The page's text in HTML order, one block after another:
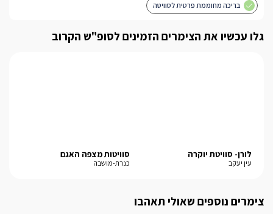
לידיעתכם, הפרטים המוצגים באתר: התפוסה המחירים והמבצעים
מעודכנים ומאומתים. תוכלו לבדוק ולבצע הזמנה באהבה רבה ♥
לפרטים נוספים או שאלות אנחנו פה לשירותכם
בריכה מחוממת פרטית לסוויטה
גלו עכשיו את הצימרים הזמינים לסופ"ש הקרוב
לורן- סוויטת יוקרה
עין יעקב
סוויטות מצפה האגם
כנרת-מושבה
צימרים נוספים שאולי תאהבו